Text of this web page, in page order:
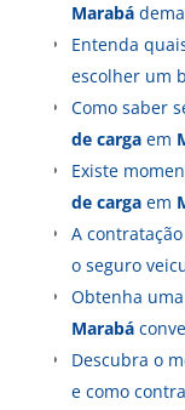
Marabá
Entenda
escolher um
Como saber
de cargaem
Existe
de cargaem
A
o seguro
Obtenha
Marabá
Descubra o
e como